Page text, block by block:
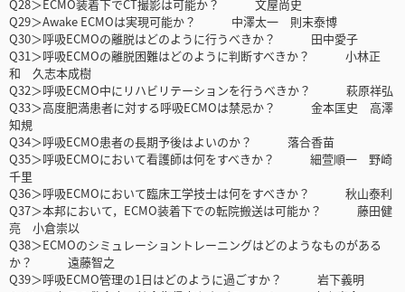
Q28＞ECMO装着下でCT撮影は可能か？ 文屋尚史
Q29＞Awake ECMOは実現可能か？ 中澤太一 則末泰博
Q30＞呼吸ECMOの離脱はどのように行うべきか？ 田中愛子
Q31＞呼吸ECMOの離脱困難はどのように判断すべきか？ 小林正
和 久志本成樹
Q32＞呼吸ECMO中にリハビリテーションを行うべきか？ 萩原祥弘
Q33＞高度肥満患者に対する呼吸ECMOは禁忌か？ 金本匡史 高澤
知規
Q34＞呼吸ECMO患者の長期予後はよいのか？ 落合香苗
Q35＞呼吸ECMOにおいて看護師は何をすべきか？ 細萱順一 野崎
千里
Q36＞呼吸ECMOにおいて臨床工学技士は何をすべきか？ 秋山泰利
Q37＞本邦において，ECMO装着下での転院搬送は可能か？ 藤田健
亮 小倉崇以
Q38＞ECMOのシミュレーショントレーニングはどのようなものがある
か？ 遠藤智之
Q39＞呼吸ECMO管理の1日はどのように過ごすか？ 岩下義明